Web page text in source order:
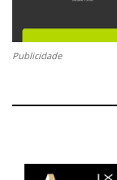
Publicidade